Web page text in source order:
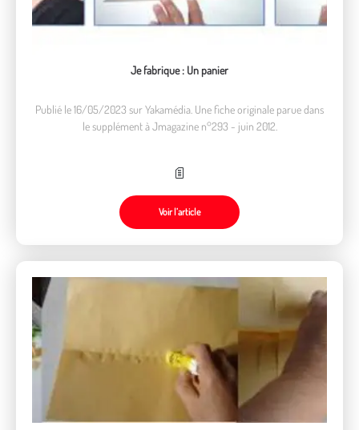
Je fabrique : Un panier
Publié le 16/05/2023 sur Yakamédia. Une fiche originale parue dans
le supplément à Jmagazine n°293 - juin 2012.
Voir l’article